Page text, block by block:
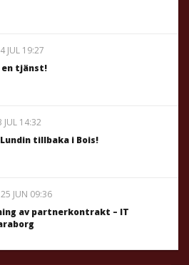
JUL 19:27
en tjänst!
JUL 14:32
tillbaka i Bois!
JUN 09:36
av partnerkontrakt – IT